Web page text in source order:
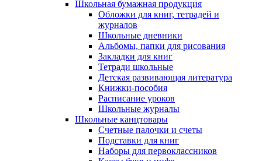
Школьная бумажная продукция
Обложки для книг, тетрадей и
журналов
Школьные дневники
Альбомы, папки для рисования
Закладки для книг
Тетради школьные
Детская развивающая литература
Книжки-пособия
Расписание уроков
Школьные журналы
Школьные канцтовары
Счетные палочки и счеты
Подставки для книг
Наборы для первоклассников